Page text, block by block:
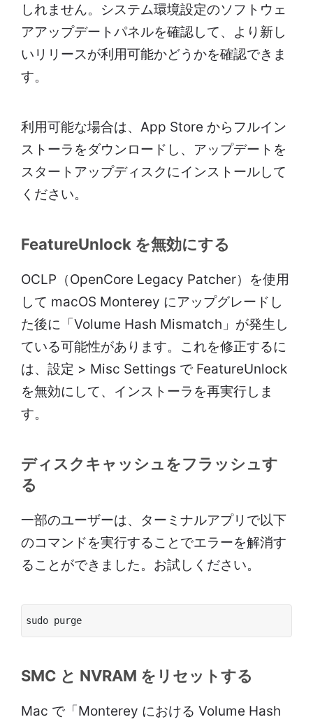
しれません。システム環境設定のソフトウェ
アアップデートパネルを確認して、より新し
いリリースが利用可能かどうかを確認できま
す。
利用可能な場合は、App Store からフルイン
ストーラをダウンロードし、アップデートを
スタートアップディスクにインストールして
ください。
FeatureUnlock を無効にする
OCLP（OpenCore Legacy Patcher）を使用
して macOS Monterey にアップグレードし
た後に「Volume Hash Mismatch」が発生し
ている可能性があります。これを修正するに
は、設定 > Misc Settings で FeatureUnlock
を無効にして、インストーラを再実行しま
す。
ディスクキャッシュをフラッシュす
る
一部のユーザーは、ターミナルアプリで以下
のコマンドを実行することでエラーを解消す
ることができました。お試しください。
sudo purge
SMC と NVRAM をリセットする
Mac で「Monterey における Volume Hash